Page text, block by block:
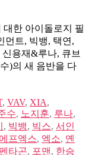
대한 아이돌로지 필
먼트, 빅뱅, 택연,
용재&루나, 큐브
)의 새 음반을 다
, VAV, XIA,
수, 노지훈, 루나,
, 빅뱅, 빅스, 서인
에프엑스, 엑소, 옌
펜타곤, 포맨 , 한승